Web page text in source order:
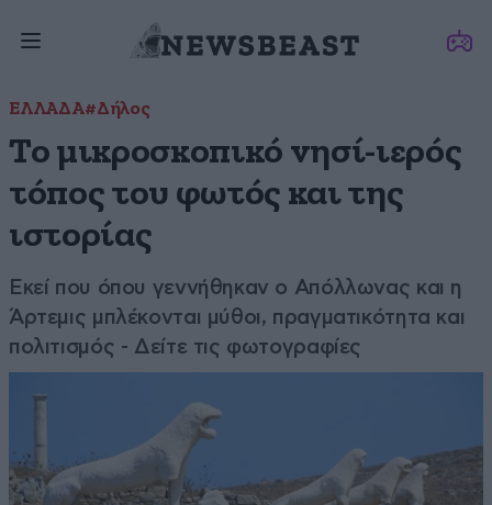
ΕΛΛΑΔΑ#Δήλος
Το μικροσκοπικό νησί-ιερός
τόπος του φωτός και της
ιστορίας
Εκεί που όπου γεννήθηκαν ο Απόλλωνας και η
Άρτεμις μπλέκονται μύθοι, πραγματικότητα και
πολιτισμός - Δείτε τις φωτογραφίες